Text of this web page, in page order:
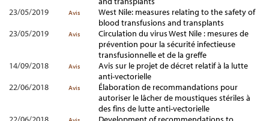
23/05/2019
Avis
West Nile: measures relating to the safety of
blood transfusions and transplants
23/05/2019
Avis
Circulation du virus West Nile : mesures de
prévention pour la sécurité infectieuse
transfusionnelle et de la greffe
14/09/2018
Avis
Avis sur le projet de décret relatif à la lutte
anti-vectorielle
22/06/2018
Avis
Élaboration de recommandations pour
autoriser le lâcher de moustiques stériles à
des fins de lutte anti-vectorielle